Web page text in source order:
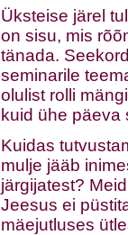
Üksteise järel
on sisu, mis
tänada.
seminarile
olulist rolli
kuid ühe päeva
Kuidas
mulje jääb
järgijatest?
Jeesus ei
mäejutluses